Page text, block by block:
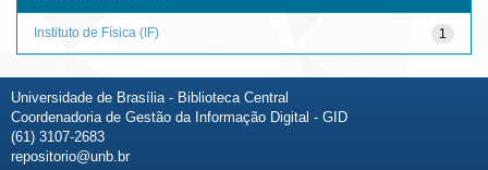
1
Instituto de Física (IF)
Universidade de Brasília - Biblioteca Central
Coordenadoria de Gestão da Informação Digital - GID
(61) 3107-2683
repositorio@unb.br